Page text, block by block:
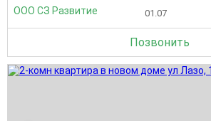
ООО СЗ Развитие 01.07
Позвонить